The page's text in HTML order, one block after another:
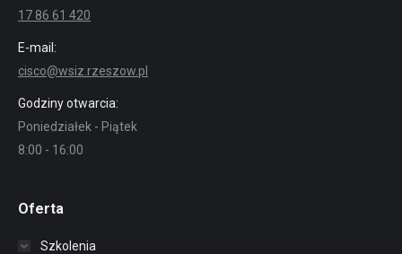
17 86 61 420
E-mail:
cisco@wsiz.rzeszow.pl
Godziny otwarcia:
Poniedziałek - Piątek
8:00 - 16:00
Oferta
Szkolenia